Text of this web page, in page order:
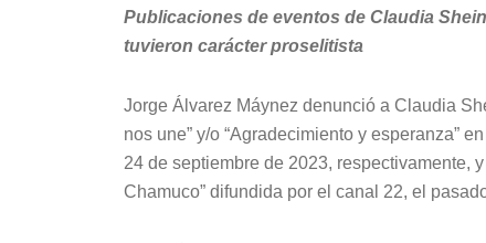
Publicaciones de eventos de Claudia
tuvieron carácter proselitista
Jorge Álvarez Máynez denunció a Claudia
nos une” y/o “Agradecimiento y esperanza”
24 de septiembre de 2023, respectivamente,
Chamuco” difundida por el canal 22, el